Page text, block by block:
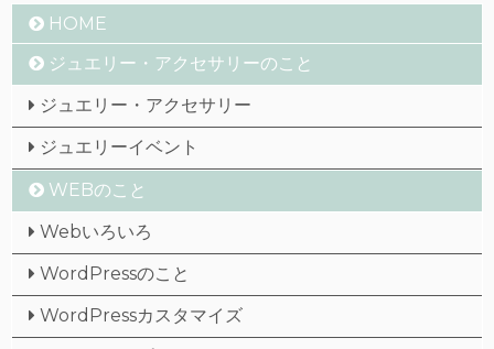
HOME
ジュエリー・アクセサリーのこと
ジュエリー・アクセサリー
ジュエリーイベント
WEBのこと
Webいろいろ
WordPressのこと
WordPressカスタマイズ